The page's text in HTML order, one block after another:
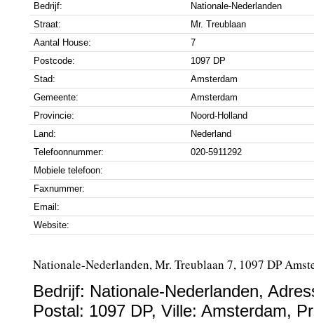
Bedrijf:
Nationale-Nederlanden
Straat:
Mr. Treublaan
Aantal House:
7
Postcode:
1097 DP
Stad:
Amsterdam
Gemeente:
Amsterdam
Provincie:
Noord-Holland
Land:
Nederland
Telefoonnummer:
020-5911292
Mobiele telefoon:
Faxnummer:
Email:
Website:
Nationale-Nederlanden, Mr. Treublaan 7, 1097 DP
Bedrijf: Nationale-Nederlanden,
Postal: 1097 DP, Ville: Amsterdam,